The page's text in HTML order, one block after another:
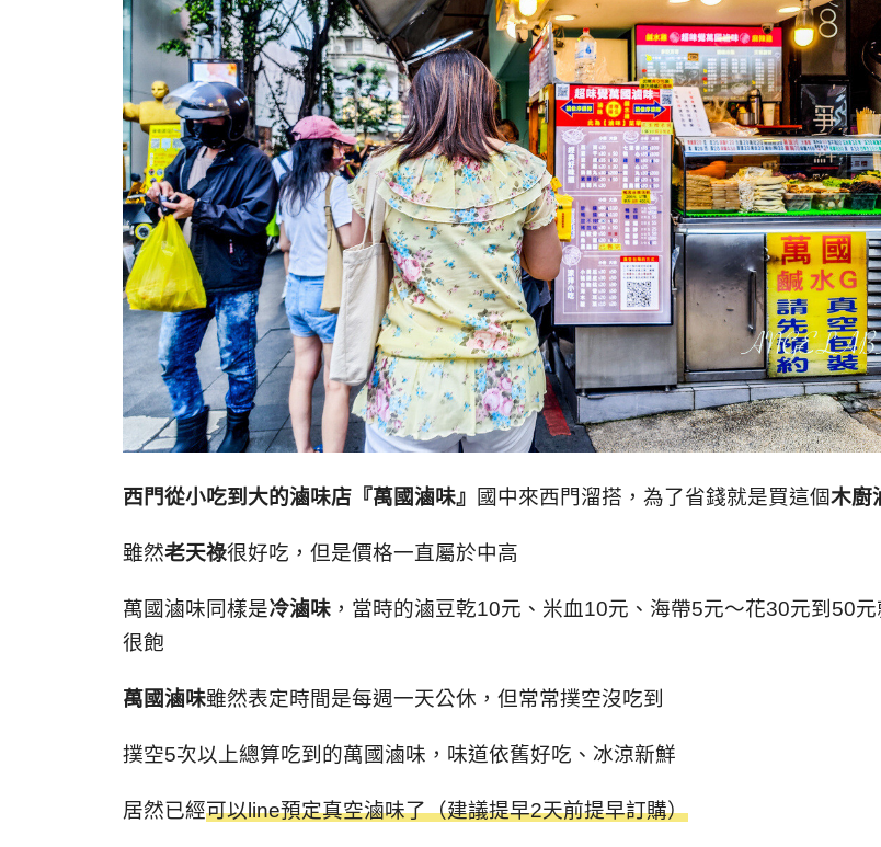
西門從小吃到大的滷味店『萬國滷味』 國中來西門溜搭，為了省錢就是買這個木廚
雖然老天祿很好吃，但是價格一直屬於中高
萬國滷味同樣是冷滷味 ，當時的滷豆乾10元、米血10元、海帶5元～花30元到50
很飽
萬國滷味雖然表定時間是每週一天公休，但常常撲空沒吃到
撲空5次以上總算吃到的萬國滷味，味道依舊好吃、冰涼新鮮
居然已經可以line預定真空滷味了（建議提早2天前提早訂購）